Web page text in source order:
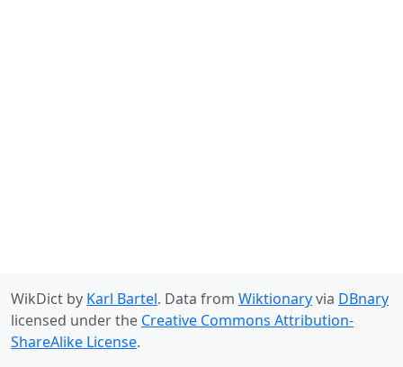
WikDict by Karl Bartel. Data from Wiktionaryvia DBnary
licensed under the Creative Commons Attribution-
ShareAlike License.